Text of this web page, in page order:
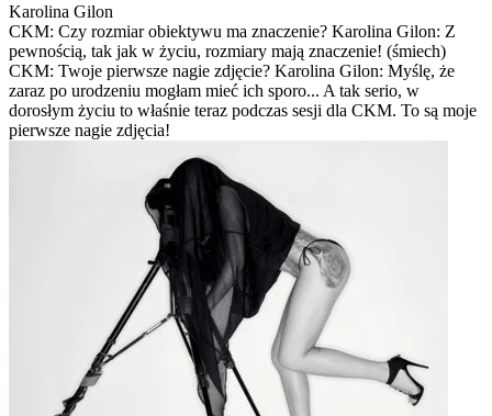
Karolina Gilon
CKM: Czy rozmiar obiektywu ma znaczenie? Karolina Gilon: Z
pewnością, tak jak w życiu, rozmiary mają znaczenie! (śmiech)
CKM: Twoje pierwsze nagie zdjęcie? Karolina Gilon: Myślę, że
zaraz po urodzeniu mogłam mieć ich sporo... A tak serio, w
dorosłym życiu to właśnie teraz podczas sesji dla CKM. To są moje
pierwsze nagie zdjęcia!